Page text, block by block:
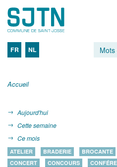
FR NL
Accueil
Aujourd'hui
Cette semaine
Ce mois
ATELIER BRADERIE BROCANTE
CONCERT
CONCOURS